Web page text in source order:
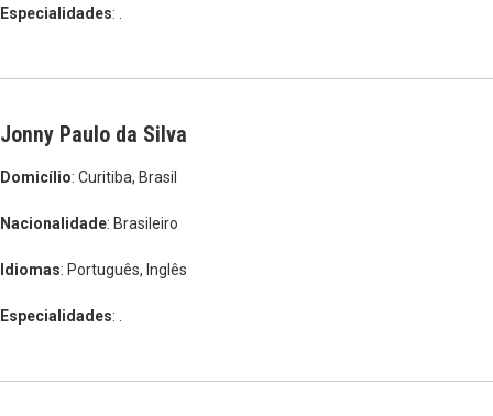
Especialidades: .
Jonny Paulo da Silva
Domicílio: Curitiba, Brasil
Nacionalidade: Brasileiro
Idiomas: Português, Inglês
Especialidades: .